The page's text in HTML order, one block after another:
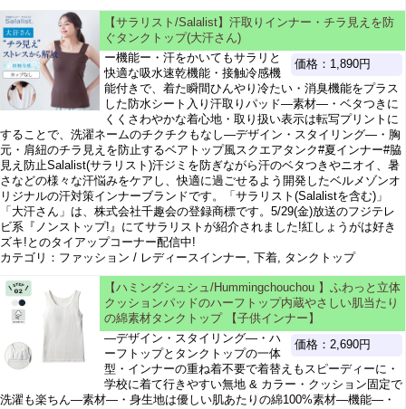
【サラリスト/Salalist】汗取りインナー・チラ見えを防
ぐタンクトップ(大汗さん)
価格：1,890円
ー機能ー・汗をかいてもサラリと
快適な吸水速乾機能・接触冷感機
能付きで、着た瞬間ひんやり冷たい・消臭機能をプラス
した防水シート入り汗取りパッド―素材―・ベタつきに
くくさわやかな着心地・取り扱い表示は転写プリントに
することで、洗濯ネームのチクチクもなし―デザイン・スタイリング―・胸
元・肩紐のチラ見えを防止するベアトップ風スクエアタンク#夏インナー#脇
見え防止Salalist(サラリスト)汗ジミを防ぎながら汗のベタつきやニオイ、暑
さなどの様々な汗悩みをケアし、快適に過ごせるよう開発したベルメゾンオ
リジナルの汗対策インナーブランドです。「サラリスト(Salalistを含む)」
「大汗さん」は、株式会社千趣会の登録商標です。5/29(金)放送のフジテレ
ビ系『ノンストップ!』にてサラリストが紹介されました!紅しょうがは好き
ズキ!とのタイアップコーナー配信中!
カテゴリ：ファッション / レディースインナー, 下着, タンクトップ
【ハミングシュシュ/Hummingchouchou 】ふわっと立体
クッションパッドのハーフトップ内蔵やさしい肌当たり
の綿素材タンクトップ 【子供インナー】
価格：2,690円
―デザイン・スタイリング―・ハ
ーフトップとタンクトップの一体
型・インナーの重ね着不要で着替えもスピーディーに・
学校に着て行きやすい無地 & カラー・クッション固定で
洗濯も楽ちん―素材―・身生地は優しい肌あたりの綿100%素材―機能―・